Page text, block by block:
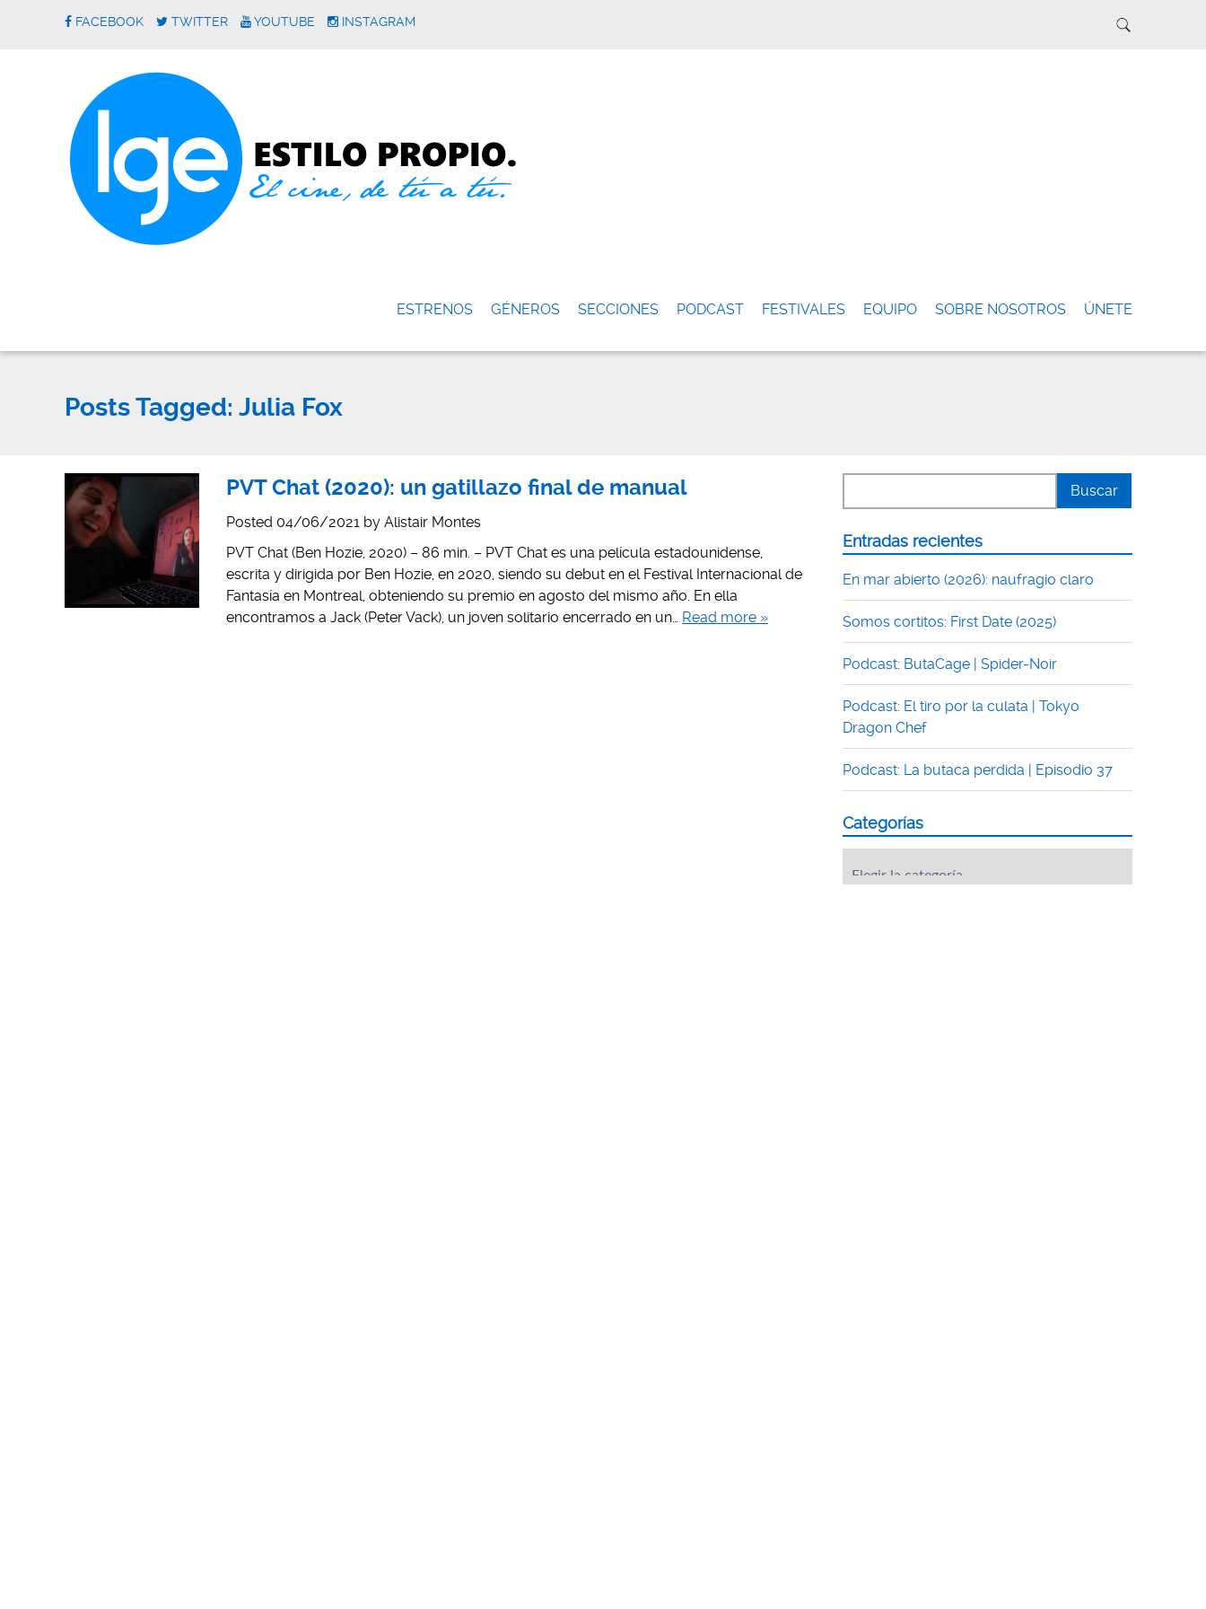
FACEBOOK TWITTER YOUTUBE INSTAGRAM
ESTRENOS GÉNEROS SECCIONES PODCAST FESTIVALES EQUIPO SOBRE NOSOTROS ÚNETE
Posts Tagged: Julia Fox
PVT Chat (2020): un gatillazo final de manual
Posted 04/06/2021 by Alistair Montes
PVT Chat (Ben Hozie, 2020) – 86 min. – PVT Chat es una película estadounidense,
escrita y dirigida por Ben Hozie, en 2020, siendo su debut en el Festival Internacional de
Fantasía en Montreal, obteniendo su premio en agosto del mismo año. En ella
encontramos a Jack (Peter Vack), un joven solitario encerrado en un… Read more »
Entradas recientes
En mar abierto (2026): naufragio claro
Somos cortitos: First Date (2025)
Podcast: ButaCage | Spider-Noir
Podcast: El tiro por la culata | Tokyo
Dragon Chef
Podcast: La butaca perdida | Episodio 37
Categorías